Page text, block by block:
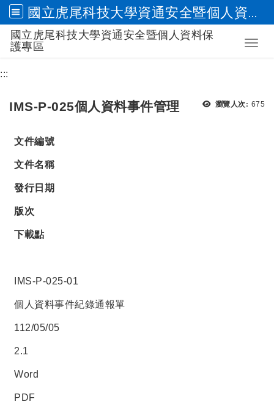
國立虎尾科技大學資通安全暨個人資料保護專區
跳到主要內容
國立虎尾科技大學資通安全暨個人資料保
護專區
:::
瀏覽人次: 瀏覽
675
IMS-P-025個人資料事件管理
文件編號
文件名稱
發行日期
版次
下載點
IMS-P-025-01
個人資料事件紀錄通報單
112/05/05
2.1
Word
PDF